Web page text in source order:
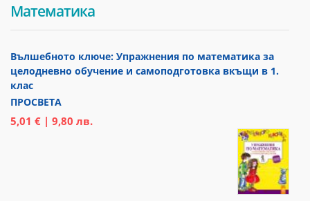
Математика
Вълшебното ключе: Упражнения по математика за
целодневно обучение и самоподготовка вкъщи в 1.
клас
ПРОСВЕТА
5,01 € | 9,80 лв.